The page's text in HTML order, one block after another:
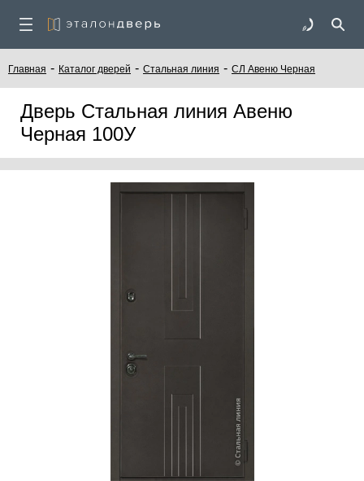
Главная - Каталог дверей - Стальная линия - СЛ Авеню Черная
Дверь Стальная линия Авеню
Черная 100У